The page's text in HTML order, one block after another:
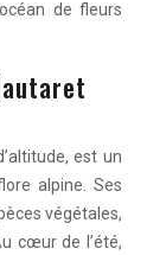
de fleurs
est un
alpine. Ses
végétales,
cœur de l’été,